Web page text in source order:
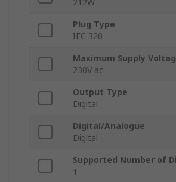
212W
Plug Type
IEC 320
Maximum Supply
230V ac
Output Type
Digital
Digital/Analogue
Digital
Supported Number of
1